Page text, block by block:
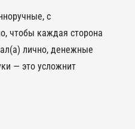
с
чтобы каждая сторона
лично, денежные
— это усложнит